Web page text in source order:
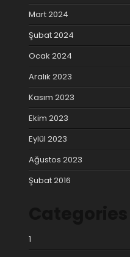
Mart 2024
Şubat 2024
Ocak 2024
Aralık 2023
Kasım 2023
Ekim 2023
Eylül 2023
Ağustos 2023
Şubat 2016
1